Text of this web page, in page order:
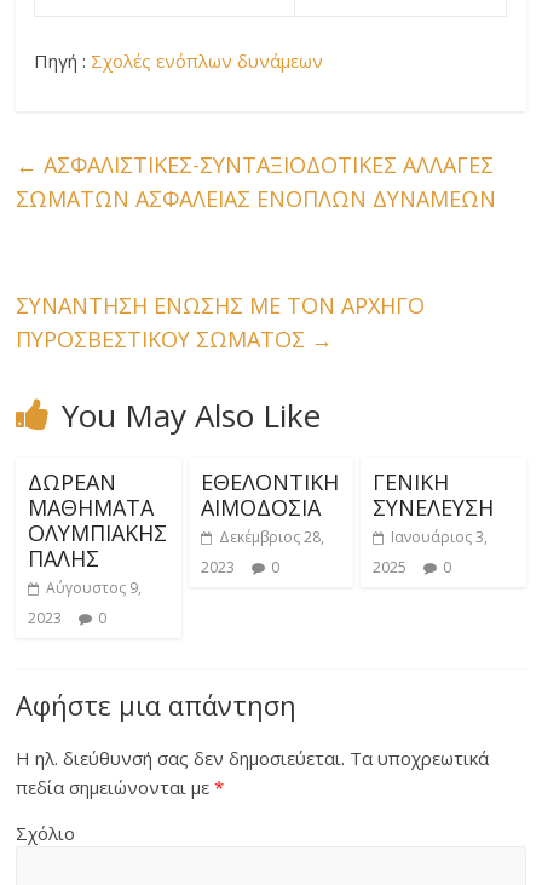
Πηγή : Σχολές ενόπλων δυνάμεων
← ΑΣΦΑΛΙΣΤΙΚΕΣ-ΣΥΝΤΑΞΙΟΔΟΤΙΚΕΣ ΑΛΛΑΓΕΣ
ΣΩΜΑΤΩΝ ΑΣΦΑΛΕΙΑΣ ΕΝΟΠΛΩΝ ΔΥΝΑΜΕΩΝ
ΣΥΝΑΝΤΗΣΗ ΕΝΩΣΗΣ ΜΕ ΤΟΝ ΑΡΧΗΓΟ
ΠΥΡΟΣΒΕΣΤΙΚΟΥ ΣΩΜΑΤΟΣ →
You May Also Like
ΔΩΡΕΑΝ
ΜΑΘΗΜΑΤΑ
ΟΛΥΜΠΙΑΚΗΣ
ΠΑΛΗΣ
Αύγουστος 9,
2023
0
ΕΘΕΛΟΝΤΙΚΗ
ΑΙΜΟΔΟΣΙΑ
Δεκέμβριος 28,
2023
0
ΓΕΝΙΚΗ
ΣΥΝΕΛΕΥΣΗ
Ιανουάριος 3,
2025
0
Αφήστε μια απάντηση
Η ηλ. διεύθυνσή σας δεν δημοσιεύεται. Τα υποχρεωτικά
πεδία σημειώνονται με*
Σχόλιο